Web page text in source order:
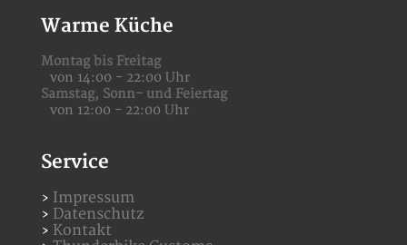
Warme Küche
Montag bis Freitag
von 14:00 - 22:00 Uhr
Samstag, Sonn- und Feiertag
von 12:00 - 22:00 Uhr
Service
Impressum
Datenschutz
Kontakt